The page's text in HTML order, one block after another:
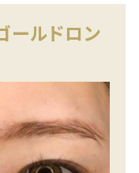
ールドロン